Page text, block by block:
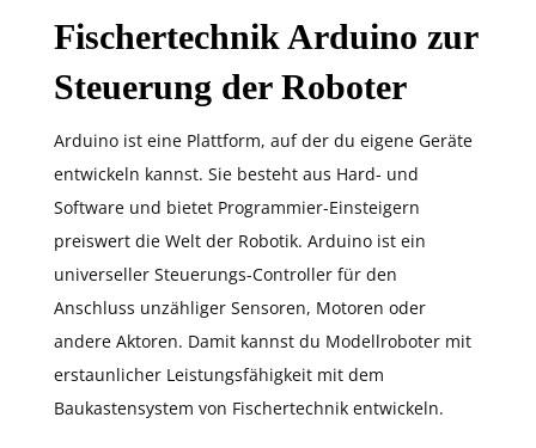
Fischertechnik Arduino zur
Steuerung der Roboter
Arduino ist eine Plattform, auf der du eigene Geräte
entwickeln kannst. Sie besteht aus Hard- und
Software und bietet Programmier-Einsteigern
preiswert die Welt der Robotik. Arduino ist ein
universeller Steuerungs-Controller für den
Anschluss unzähliger Sensoren, Motoren oder
andere Aktoren. Damit kannst du Modellroboter mit
erstaunlicher Leistungsfähigkeit mit dem
Baukastensystem von Fischertechnik entwickeln.